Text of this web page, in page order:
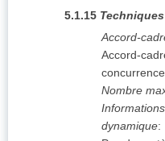
5.1.15 Techniques
Accord-
Accord-
concurrence
Nombre
dynamique: